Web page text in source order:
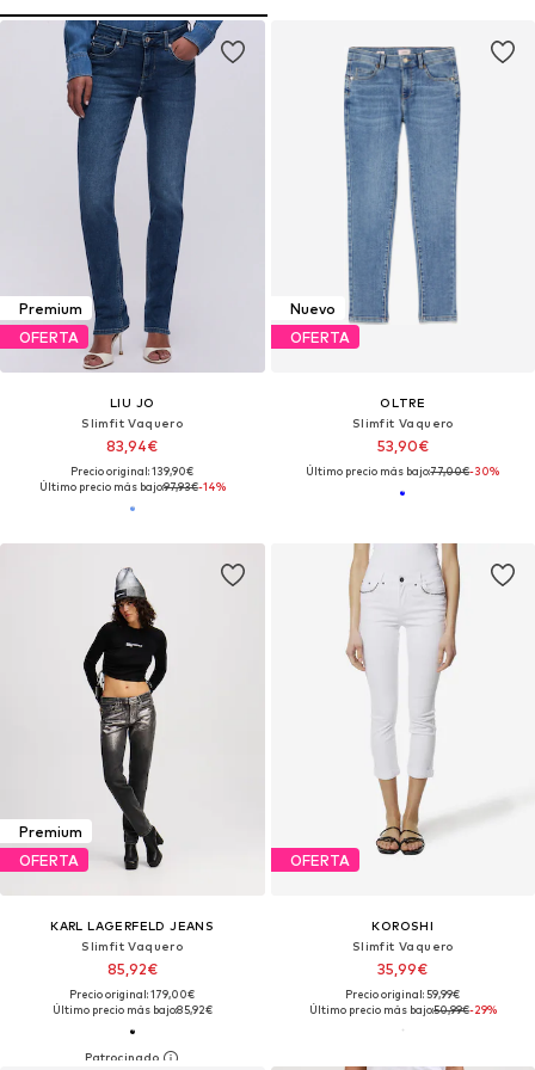
Premium
OFERTA
LIU JO
Slimfit Vaquero
83,94€
Precio original: 139,90€
Último precio más bajo:97,93€-14%
Nuevo
OFERTA
OLTRE
Slimfit Vaquero
53,90€
Último precio más bajo:77,00€-30%
Premium
OFERTA
KARL LAGERFELD JEANS
Slimfit Vaquero
85,92€
Precio original: 179,00€
Último precio más bajo:85,92€
OFERTA
KOROSHI
Slimfit Vaquero
35,99€
Precio original: 59,99€
Último precio más bajo:50,99€-29%